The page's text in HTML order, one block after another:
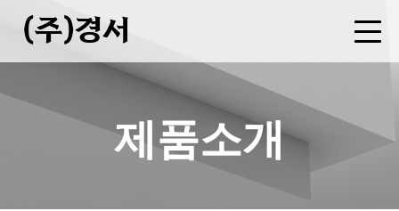
제품소개
(주)경서
회사소개
CEO 인사말
기업현황
연혁
오시는길
사업분야
병원복 제조
세탁물 용역
폐기물 중간처분업(소각)
수집운반업
증기(스팀)판매업
제품소개
FAQ